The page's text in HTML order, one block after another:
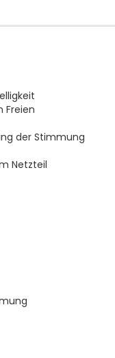
Freien
der Stimmung
Netzteil